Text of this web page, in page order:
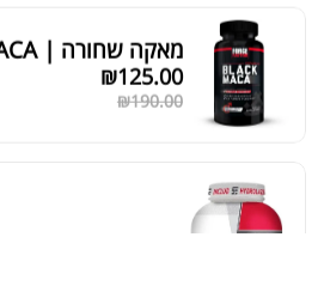
מאקה שחורה | BLACK MACA
₪190.00
₪125.00